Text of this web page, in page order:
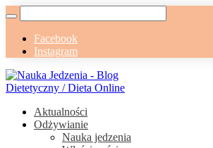
Facebook
Instagram
Aktualności
Odżywianie
Nauka jedzenia